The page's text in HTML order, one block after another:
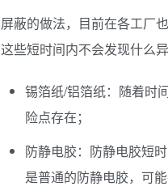
屏蔽的做法，目前在各工厂
这些短时间内不会发现什么
锡箔纸/铝箔纸：随着时
险点存在；
防静电胶：防静电胶短
是普通的防静电胶，可